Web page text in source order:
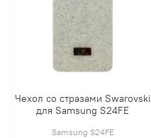
Чехол со стразами Swarovski
для Samsung S24FE
Samsung S24FE